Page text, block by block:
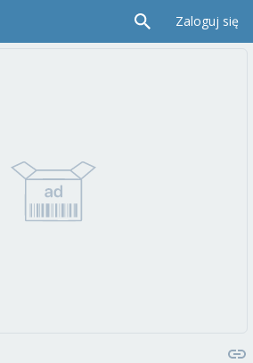
Zaloguj się